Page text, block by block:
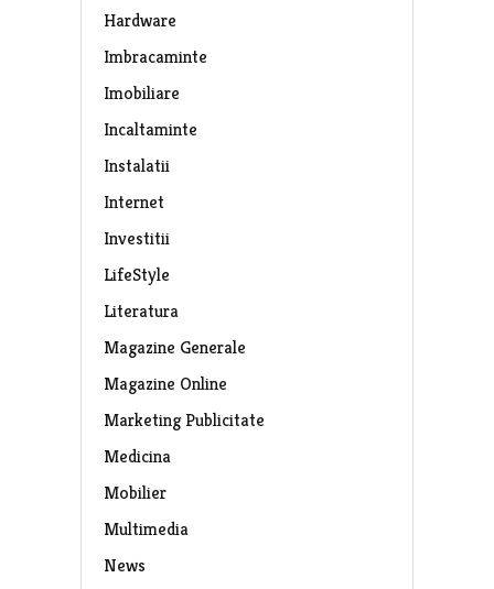
Hardware
Imbracaminte
Imobiliare
Incaltaminte
Instalatii
Internet
Investitii
LifeStyle
Literatura
Magazine Generale
Magazine Online
Marketing Publicitate
Medicina
Mobilier
Multimedia
News